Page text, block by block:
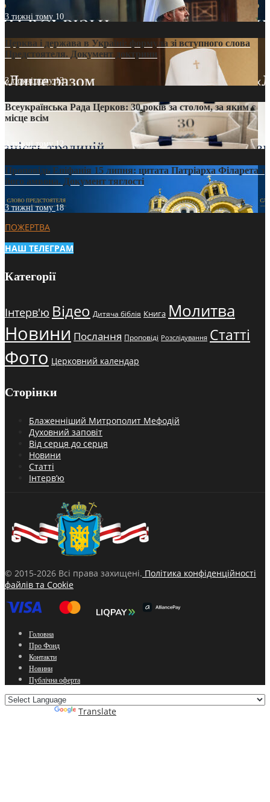
3 тижні тому 10
Церква і держава в Україні: формула зі вступного слова
Предстоятеля. Документ доктрини
3 тижні тому13
Всеукраїнська Рада Церков: 30 років за столом, за яким є
місце всім
3 тижні тому12
Проповідь Епіфанія 15 липня: цитата Патріарха Філарета з
його амвона. Документ тяглості
3 тижні тому18
ПОЖЕРТВА
НАШ ТЕЛЕГРАМ
Категорії
Інтерв'ю Відео Дитяча біблія Книга Молитва
Новини Послання Проповіді Розслідування Статті
Фото Церковний календар
Сторінки
Блаженніший Митрополит Мефодій
Духовний заповіт
Від серця до серця
Новини
Статті
Інтерв’ю
© 2015-2026 Всі права захищені. Політика конфіденційності
файлів та Cookie
Головна
Про Фонд
Контакти
Новини
Публічна оферта
Translate